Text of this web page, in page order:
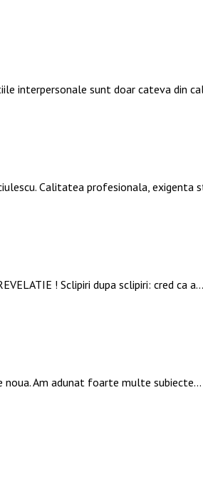
interpersonale sunt doar cateva din
Calitatea profesionala, exigenta
! Sclipiri dupa sclipiri: cred ca a…
Am adunat foarte multe subiecte…